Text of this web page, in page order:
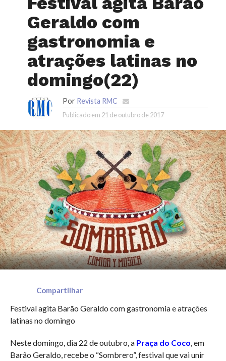
Geraldo com
gastronomia e
atrações latinas no
domingo(22)
Por Revista RMC
Publicado em 21 de outubro de 2017
Compartilhar
Festival agita Barão Geraldo com gastronomia e atrações
latinas no domingo
Neste domingo, dia 22 de outubro, a Praça do Coco, em
Barão Geraldo, recebe o “Sombrero”, festival que vai unir